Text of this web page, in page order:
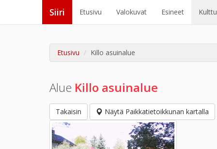
Siiri Etusivu Valokuvat Esineet
Etusivu Killo asuinalue
Alue Killo asuinalue
Takaisin Näytä Paikkatietoikkunan kartalla